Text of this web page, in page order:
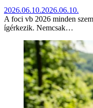
2026.06.10.2026.06.10.
A foci vb 2026 minden
ígérkezik. Nemcsak…